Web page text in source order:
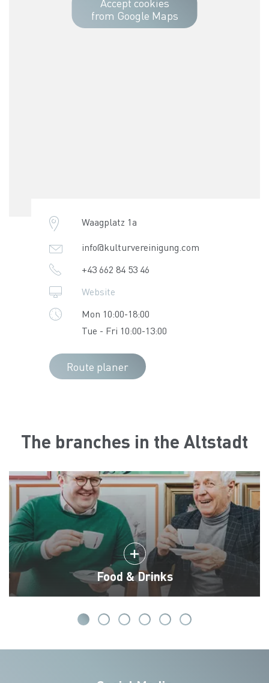
Accept cookies
from Google Maps
Waagplatz 1a
info@kulturvereinigung.com
+43 662 84 53 46
Website
Mon 10:00-18:00
Tue - Fri 10:00-13:00
Route planer
The branches in the Altstadt
Food & Drinks